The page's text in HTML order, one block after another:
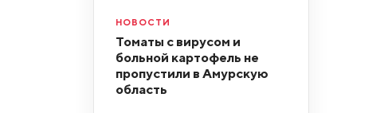
НОВОСТИ
Томаты с вирусом и
больной картофель не
пропустили в Амурскую
область